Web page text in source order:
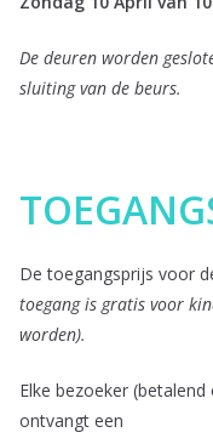
De deuren worden
sluiting van de beurs.
De toegangsprijs voor
toegang is gratis voor
worden).
Elke bezoeker
ontvangt een